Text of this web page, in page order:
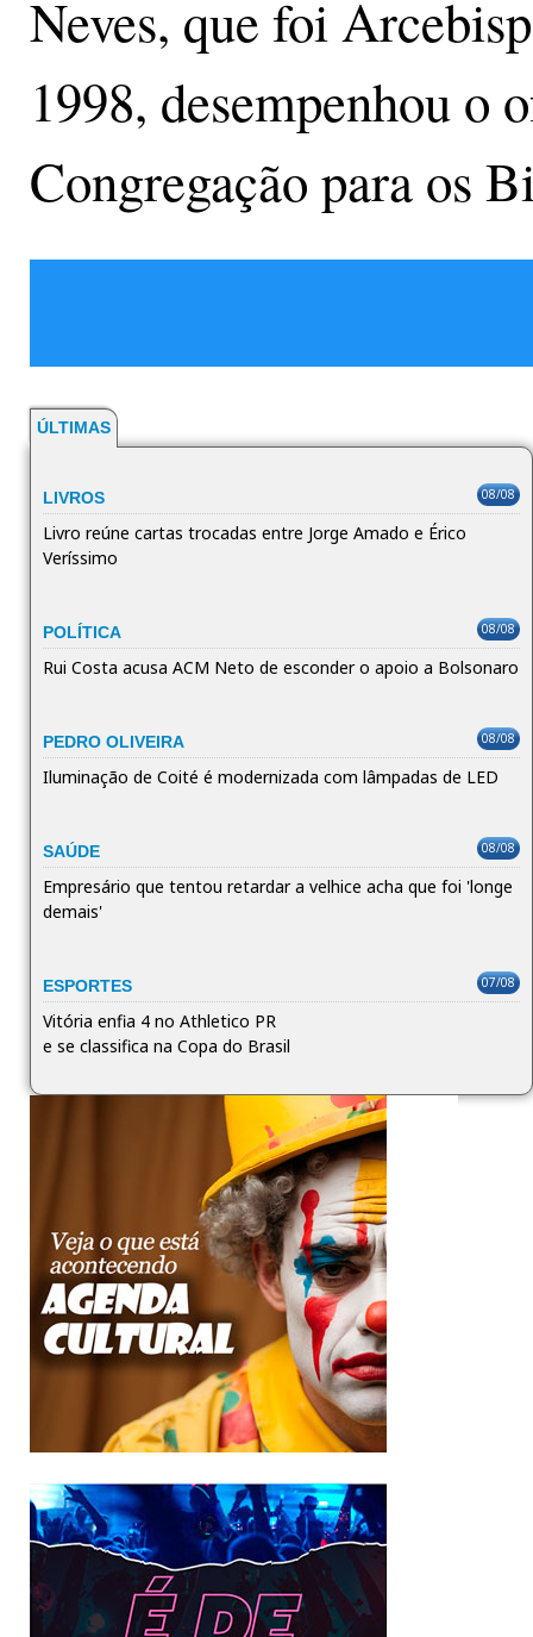
Neves, que foi
1998, desempenhou o
Congregação para os
ÚLTIMAS
LIVROS 08/08
Livro reúne cartas trocadas entre Jorge Amado e Érico
Veríssimo
POLÍTICA 08/08
Rui Costa acusa ACM Neto de esconder o apoio a Bolsonaro
PEDRO OLIVEIRA 08/08
Iluminação de Coité é modernizada com lâmpadas de LED
SAÚDE 08/08
Empresário que tentou retardar a velhice acha que foi 'longe
demais'
ESPORTES 07/08
Vitória enfia 4 no Athletico PR
e se classifica na Copa do Brasil